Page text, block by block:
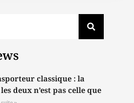
classique : la
deux n’est pas celle que